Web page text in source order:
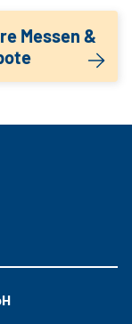
Messen &